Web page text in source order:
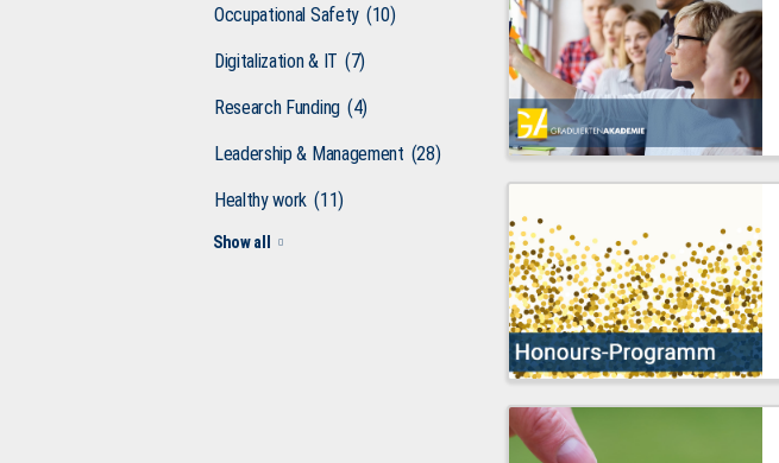
Occupational Safety (10)
Digitalization & IT (7)
Research Funding (4)
Leadership & Management (28)
Healthy work (11)
Show all